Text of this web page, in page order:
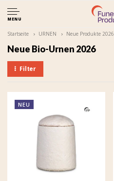
MENU
Startseite URNEN Neue Produkte 2026
Neue Bio-Urnen 2026
Filter
NEU